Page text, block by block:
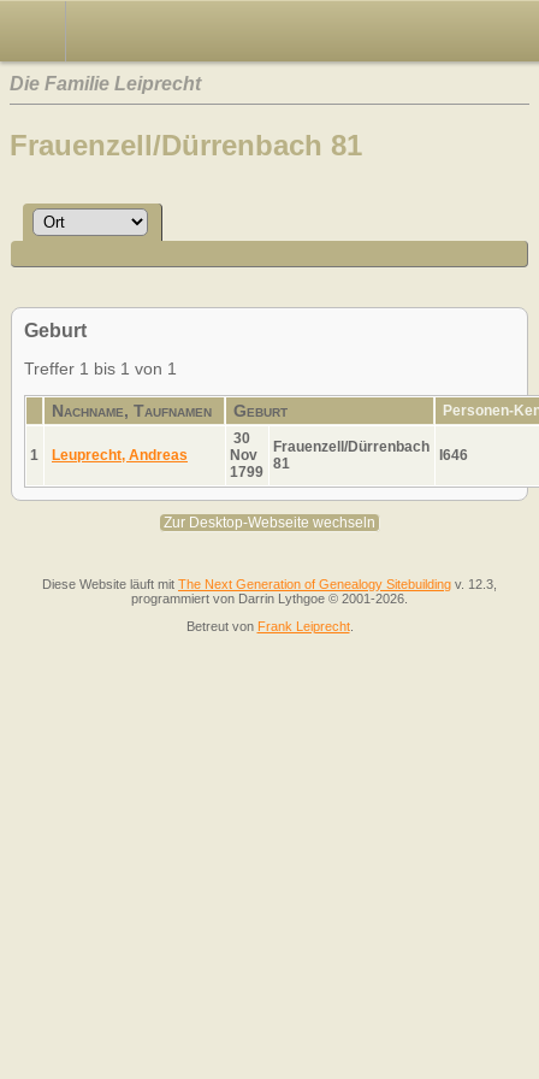
Die Familie Leiprecht
Frauenzell/Dürrenbach 81
Geburt
Treffer 1 bis 1 von 1
Nachname, Taufnamen Geburt Personen-
1 Leuprecht, Andreas
30
Nov
1799
Frauenzell/Dürrenbach
81
I646
Zur Desktop-Webseite wechseln
Diese Website läuft mit The Next Generation of Genealogy Sitebuilding v. 12.3,
programmiert von Darrin Lythgoe © 2001-2026.
Betreut von Frank Leiprecht.